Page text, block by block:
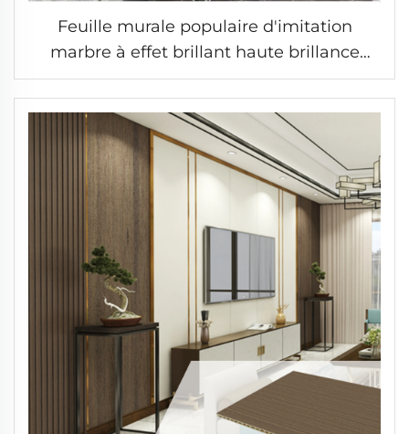
Feuille murale populaire d'imitation
marbre à effet brillant haute brillance
Texture Film PET en WPC Panneaux
solides